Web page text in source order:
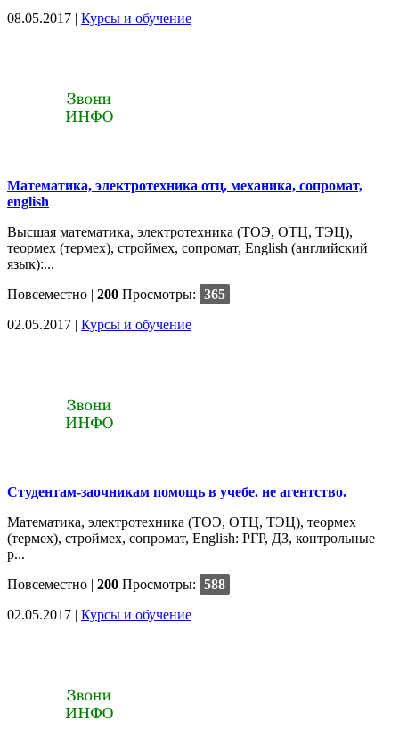
08.05.2017 | Курсы и обучение
Математика, электротехника отц, механика, сопромат,
english
Высшая математика, электротехника (ТОЭ, ОТЦ, ТЭЦ),
теормех (термех), строймех, сопромат, English (английский
язык):...
Повсеместно | 200 Просмотры: 365
02.05.2017 | Курсы и обучение
Студентам-заочникам помощь в учебе. не агентство.
Математика, электротехника (ТОЭ, ОТЦ, ТЭЦ), теормех
(термех), строймех, сопромат, English: РГР, ДЗ, контрольные
р...
Повсеместно | 200 Просмотры: 588
02.05.2017 | Курсы и обучение